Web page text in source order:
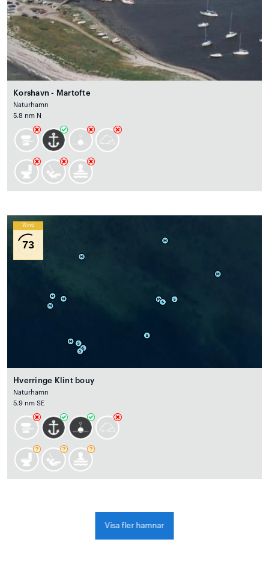
Korshavn - Martofte
Naturhamn
5.8 nm N
Wind
73
Hverringe Klint bouy
Naturhamn
5.9 nm SE
Visa fler hamnar